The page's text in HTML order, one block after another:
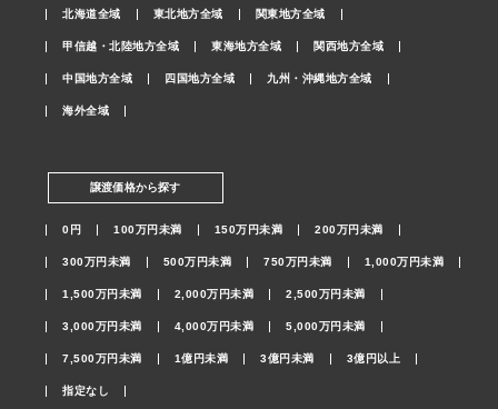
北海道全域 東北地方全域 関東地方全域
甲信越・北陸地方全域 東海地方全域 関西地方全域
中国地方全域 四国地方全域 九州・沖縄地方全域
海外全域
譲渡価格から探す
0円 100万円未満 150万円未満 200万円未満
300万円未満 500万円未満 750万円未満 1,000万円未満
1,500万円未満 2,000万円未満 2,500万円未満
3,000万円未満 4,000万円未満 5,000万円未満
7,500万円未満 1億円未満 3億円未満 3億円以上
指定なし